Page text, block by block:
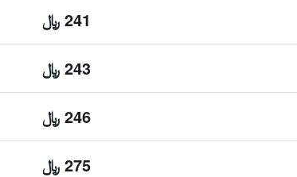
241 ﷼
243 ﷼
246 ﷼
275 ﷼